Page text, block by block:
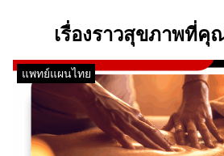
เรื่องราวสุขภาพที่คุ
แพทย์แผนไทย